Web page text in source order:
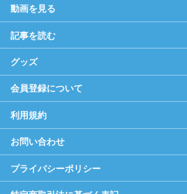
動画を見る
記事を読む
グッズ
会員登録について
利用規約
お問い合わせ
プライバシーポリシー